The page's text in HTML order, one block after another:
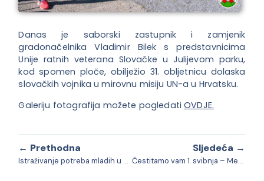
Danas je saborski zastupnik i zamjenik
gradonačelnika Vladimir Bilek s predstavnicima
Unije ratnih veterana Slovačke u Julijevom parku,
kod spomen ploče, obilježio 31. obljetnicu dolaska
slovačkih vojnika u mirovnu misiju UN-a u Hrvatsku.
Galeriju fotografija možete pogledatiOVDJE.
← Prethodna
Istraživanje potreba mladih u Daruvaru od 14 do 18 godina
Sljedeća →
Čestitamo vam 1. svibnja – Međunarodni praznik rada i obilježavanje 29. obljetnice vojno-redarstvene akcije “Bljesak”